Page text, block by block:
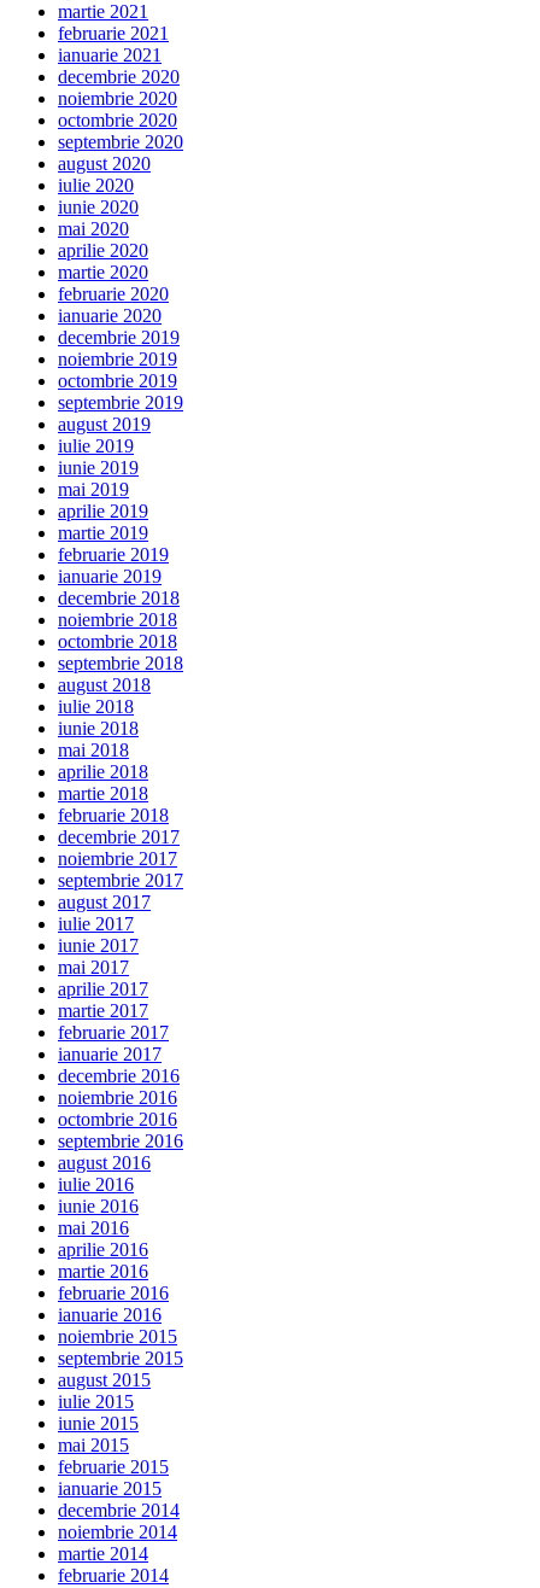
martie 2021
februarie 2021
ianuarie 2021
decembrie 2020
noiembrie 2020
octombrie 2020
septembrie 2020
august 2020
iulie 2020
iunie 2020
mai 2020
aprilie 2020
martie 2020
februarie 2020
ianuarie 2020
decembrie 2019
noiembrie 2019
octombrie 2019
septembrie 2019
august 2019
iulie 2019
iunie 2019
mai 2019
aprilie 2019
martie 2019
februarie 2019
ianuarie 2019
decembrie 2018
noiembrie 2018
octombrie 2018
septembrie 2018
august 2018
iulie 2018
iunie 2018
mai 2018
aprilie 2018
martie 2018
februarie 2018
decembrie 2017
noiembrie 2017
septembrie 2017
august 2017
iulie 2017
iunie 2017
mai 2017
aprilie 2017
martie 2017
februarie 2017
ianuarie 2017
decembrie 2016
noiembrie 2016
octombrie 2016
septembrie 2016
august 2016
iulie 2016
iunie 2016
mai 2016
aprilie 2016
martie 2016
februarie 2016
ianuarie 2016
noiembrie 2015
septembrie 2015
august 2015
iulie 2015
iunie 2015
mai 2015
februarie 2015
ianuarie 2015
decembrie 2014
noiembrie 2014
martie 2014
februarie 2014